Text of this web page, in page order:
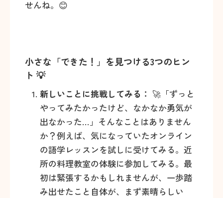
せんね。😊
小さな「できた！」を見つける3つのヒン
ト 💡
新しいことに挑戦してみる： 🚀「ずっと
やってみたかったけど、なかなか勇気が
出なかった…」そんなことはありません
か？例えば、気になっていたオンライン
の語学レッスンを試しに受けてみる。近
所の料理教室の体験に参加してみる。最
初は緊張するかもしれませんが、一歩踏
み出せたこと自体が、まず素晴らしい